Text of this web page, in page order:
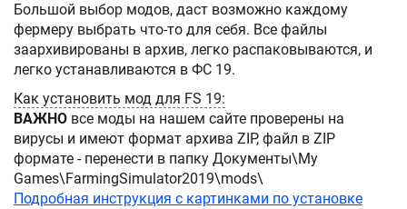
Большой выбор модов, даст возможно каждому
фермеру выбрать что-то для себя. Все файлы
заархивированы в архив, легко распаковываются, и
легко устанавливаются в ФС 19.
Как установить мод для FS 19:
ВАЖНО все моды на нашем сайте проверены на
вирусы и имеют формат архива ZIP, файл в ZIP
формате - перенести в папку Документы\My
Games\FarmingSimulator2019\mods\
Подробная инструкция с картинками по установке